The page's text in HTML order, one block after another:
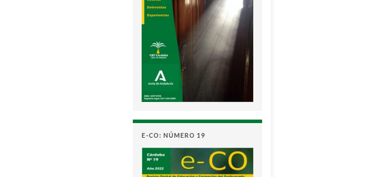
E-CO: NÚMERO 19